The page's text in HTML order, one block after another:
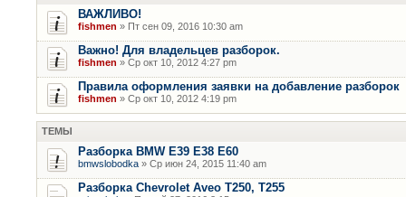
ВАЖЛИВО!
fishmen » Пт сен 09, 2016 10:30 am
Важно! Для владельцев разборок.
fishmen » Ср окт 10, 2012 4:27 pm
Правила оформления заявки на добавление разборок
fishmen » Ср окт 10, 2012 4:19 pm
ТЕМЫ
Разборка BMW E39 E38 E60
bmwslobodka » Ср июн 24, 2015 11:40 am
Разборка Chevrolet Aveo T250, T255